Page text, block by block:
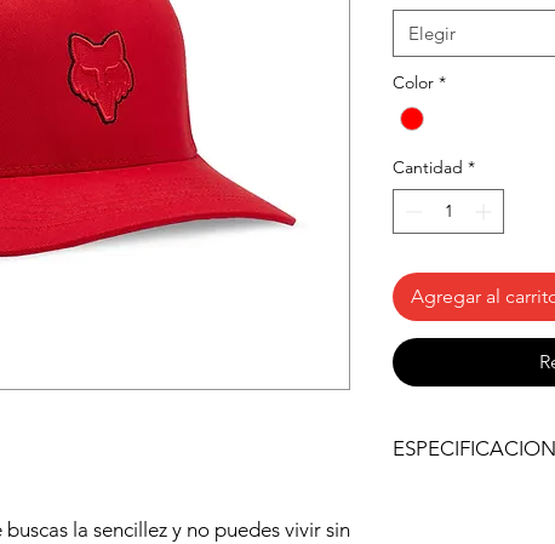
la sencillez y no puedes vivir sin
Elegir
Color *
Cantidad *
Agregar al